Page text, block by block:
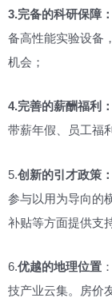
3.完备的科研保障：
备高性能实验设备
机会；
4.完善的薪酬福利：
带薪年假、员工福
5.创新的引才政策：
参与以用为导向的
补贴等方面提供支
6.优越的地理位置
技产业云集。房价